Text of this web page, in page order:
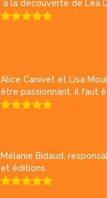
à la découverte de Léa
Alice Canivet et Lisa
être passionnant, il faut
Mélanie Bidaud,
et éditions